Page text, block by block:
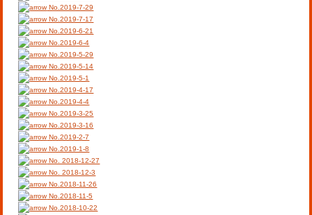
No.2019-7-29
No.2019-7-17
No.2019-6-21
No.2019-6-4
No.2019-5-29
No.2019-5-14
No.2019-5-1
No.2019-4-17
No.2019-4-4
No.2019-3-25
No.2019-3-16
No.2019-2-7
No.2019-1-8
No. 2018-12-27
No. 2018-12-3
No.2018-11-26
No.2018-11-5
No.2018-10-22